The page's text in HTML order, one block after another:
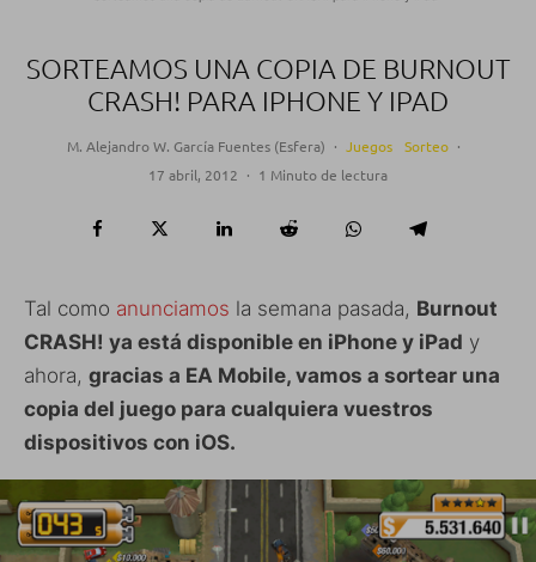
SORTEAMOS UNA COPIA DE BURNOUT
CRASH! PARA IPHONE Y IPAD
M. Alejandro W. García Fuentes (Esfera) · Juegos Sorteo ·
17 abril, 2012 · 1 Minuto de lectura
Tal como anunciamos la semana pasada, Burnout
CRASH! ya está disponible en iPhone y iPad y
ahora, gracias a EA Mobile, vamos a sortear una
copia del juego para cualquiera vuestros
dispositivos con iOS.